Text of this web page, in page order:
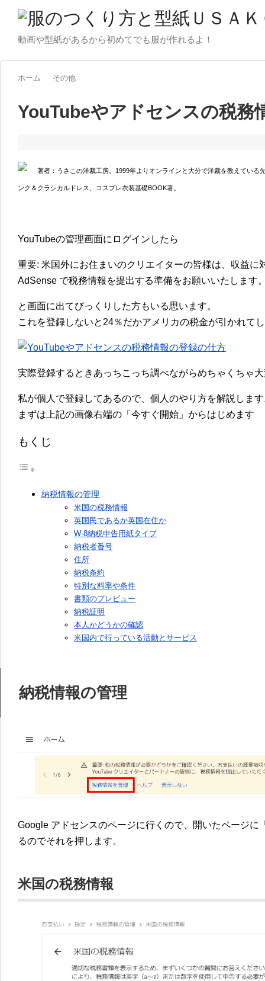
動画や型紙があるから初めてでも服が作れるよ！
ホーム その他
YouTubeやアドセンスの税務
著者：うさこの洋裁工房。1999年よりオンラインと大分で洋裁を教えている
ンク＆クラシカルドレス、コスプレ衣装基礎BOOK著。
YouTubeの管理画面にログインしたら
重要: 米国外にお住まいのクリエイターの皆様は、収益に
AdSense で税務情報を提出する準備をお願いいたします
と画面に出てびっくりした方もいる思います。
これを登録しないと24％だかアメリカの税金が引かれて
実際登録するときあっちこっち調べながらめちゃくちゃ
私が個人で登録してあるので、個人のやり方を解説しま
まずは上記の画像右端の「今すぐ開始」からはじめます
もくじ
納税情報の管理
米国の税務情報
英国民であるか英国在住か
W-8納税申告用紙タイプ
納税者番号
住所
納税条約
特別な料率や条件
書類のプレビュー
納税証明
本人かどうかの確認
米国内で行っている活動とサービス
納税情報の管理
Google アドセンスのページに行くので、開いたページに
るのでそれを押します。
米国の税務情報